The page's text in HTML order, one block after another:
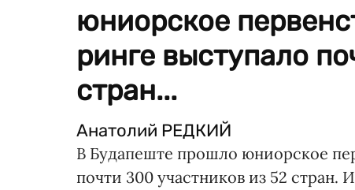
юниорское
ринге выступало
стран...
Анатолий РЕДКИЙ
В Будапеште прошло юниорское
почти 300 участников из 52 стран.